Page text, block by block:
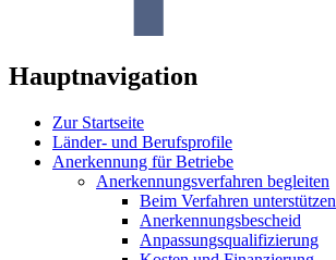
Hauptnavigation
Zur Startseite
Länder- und Berufsprofile
Anerkennung für Betriebe
Anerkennungsverfahren begleiten
Beim Verfahren unterstützen
Anerkennungsbescheid
Anpassungsqualifizierung